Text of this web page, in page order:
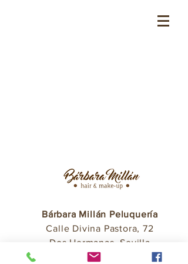
Bárbara Millán Peluquería
Calle Divina Pastora, 72
Dos Hermanas, Sevilla